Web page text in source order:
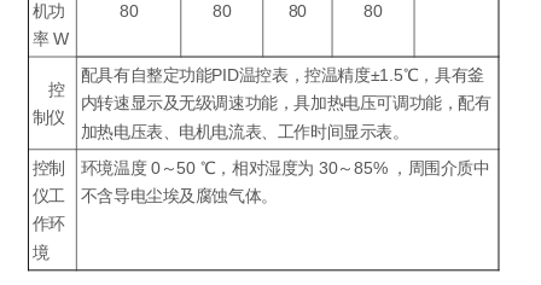
机功
率 W
80 80 80 80
控
制仪
配具有自整定功能PID温控表，控温精度±1.5℃，具有釜
内转速显示及无级调速功能，具加热电压可调功能，配有
加热电压表、电机电流表、工作时间显示表。
控制
仪工
作环
境
环境温度 0～50 ℃，相对湿度为 30～85% ，周围介质中
不含导电尘埃及腐蚀气体。